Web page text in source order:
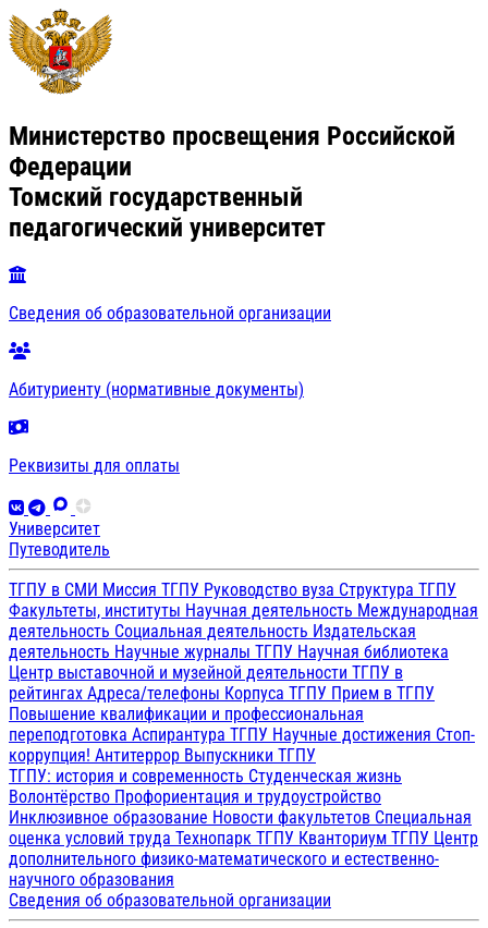
Министерство просвещения Российской
Федерации
Томский государственный
педагогический университет
Сведения об образовательной организации
Абитуриенту (нормативные документы)
Реквизиты для оплаты
Университет
Путеводитель
ТГПУ в СМИ Миссия ТГПУ Руководство вуза Структура ТГПУ
Факультеты, институты Научная деятельность Международная
деятельность Социальная деятельность Издательская
деятельность Научные журналы ТГПУ Научная библиотека
Центр выставочной и музейной деятельности ТГПУ в
рейтингах Адреса/телефоны Корпуса ТГПУ Прием в ТГПУ
Повышение квалификации и профессиональная
переподготовка Аспирантура ТГПУ Научные достижения Стоп-
коррупция! Антитеррор Выпускники ТГПУ
ТГПУ: история и современность Студенческая жизнь
Волонтёрство Профориентация и трудоустройство
Инклюзивное образование Новости факультетов Специальная
оценка условий труда Технопарк ТГПУ Кванториум ТГПУ Центр
дополнительного физико-математического и естественно-
научного образования
Сведения об образовательной организации